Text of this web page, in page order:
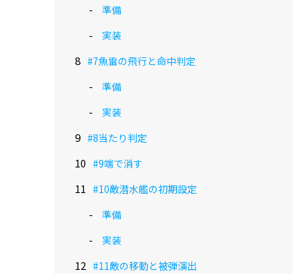
準備
実装
#7魚雷の飛行と命中判定
準備
実装
#8当たり判定
#9端で消す
#10敵潜水艦の初期設定
準備
実装
#11敵の移動と被弾演出